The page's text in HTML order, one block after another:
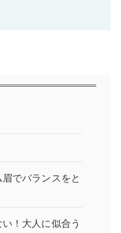
でバランスをと
！大人に似合う